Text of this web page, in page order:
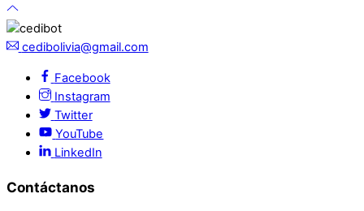
cedibolivia@gmail.com
Facebook
Instagram
Twitter
YouTube
LinkedIn
Contáctanos